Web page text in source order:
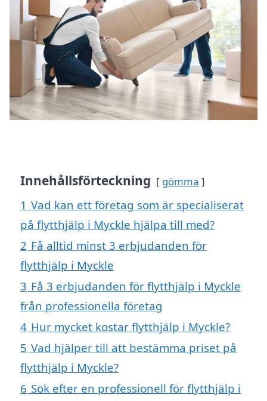
Innehållsförteckning gömma
1 Vad kan ett företag som är specialiserat
på flytthjälp i Myckle hjälpa till med?
2 Få alltid minst 3 erbjudanden för
flytthjälp i Myckle
3 Få 3 erbjudanden för flytthjälp i Myckle
från professionella företag
4 Hur mycket kostar flytthjälp i Myckle?
5 Vad hjälper till att bestämma priset på
flytthjälp i Myckle?
6 Sök efter en professionell för flytthjälp i